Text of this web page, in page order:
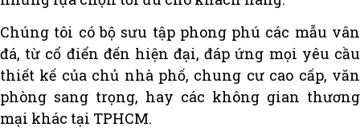
Chúng tôi có bộ sưu tập phong phú các mẫu vân
đá, từ cổ điển đến hiện đại, đáp ứng mọi yêu cầu
thiết kế của chủ nhà phố, chung cư cao cấp, văn
phòng sang trọng, hay các không gian thương
mại khác tại TPHCM.